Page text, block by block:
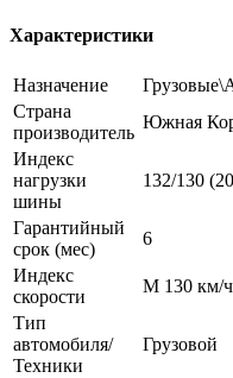
Характеристики
Назначение
Страна
производитель
Южная
Индекс
нагрузки
шины
132/130
Гарантийный
срок (мес)
6
Индекс
скорости
M 130 км/ч
Тип
автомобиля/
Техники
Грузовой